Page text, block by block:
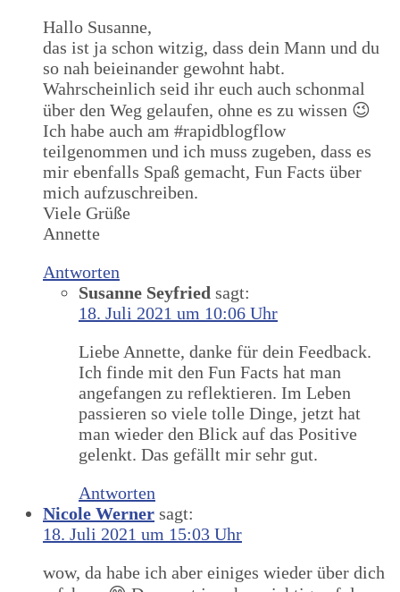
Hallo Susanne,
das ist ja schon witzig, dass dein Mann und du
so nah beieinander gewohnt habt.
Wahrscheinlich seid ihr euch auch schonmal
über den Weg gelaufen, ohne es zu wissen 😉
Ich habe auch am #rapidblogflow
teilgenommen und ich muss zugeben, dass es
mir ebenfalls Spaß gemacht, Fun Facts über
mich aufzuschreiben.
Viele Grüße
Annette
Antworten
Susanne Seyfried sagt:
18. Juli 2021 um 10:06 Uhr
Liebe Annette, danke für dein Feedback.
Ich finde mit den Fun Facts hat man
angefangen zu reflektieren. Im Leben
passieren so viele tolle Dinge, jetzt hat
man wieder den Blick auf das Positive
gelenkt. Das gefällt mir sehr gut.
Antworten
Nicole Werner sagt:
18. Juli 2021 um 15:03 Uhr
wow, da habe ich aber einiges wieder über dich